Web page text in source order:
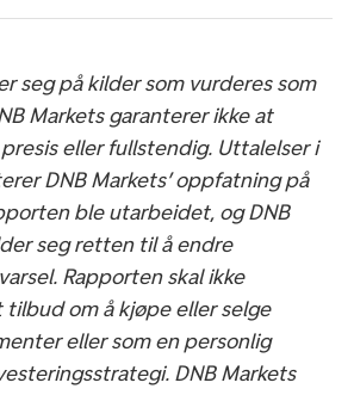
seg på kilder som vurderes som
Markets garanterer ikke at
eller fullstendig. Uttalelser i
DNB Markets’ oppfatning på
ble utarbeidet, og DNB
seg retten til å endre
Rapporten skal ikke
om å kjøpe eller selge
eller som en personlig
DNB Markets